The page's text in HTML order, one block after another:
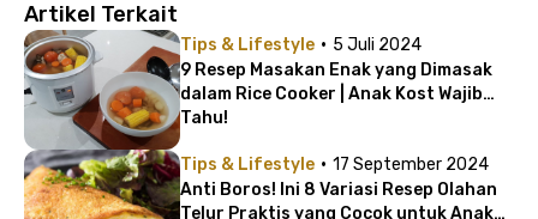
Artikel Terkait
Tips & Lifestyle · 5 Juli 2024
9 Resep Masakan Enak yang Dimasak
dalam Rice Cooker | Anak Kost Wajib
Tahu!
Tips & Lifestyle · 17 September 2024
Anti Boros! Ini 8 Variasi Resep Olahan
Telur Praktis yang Cocok untuk Anak